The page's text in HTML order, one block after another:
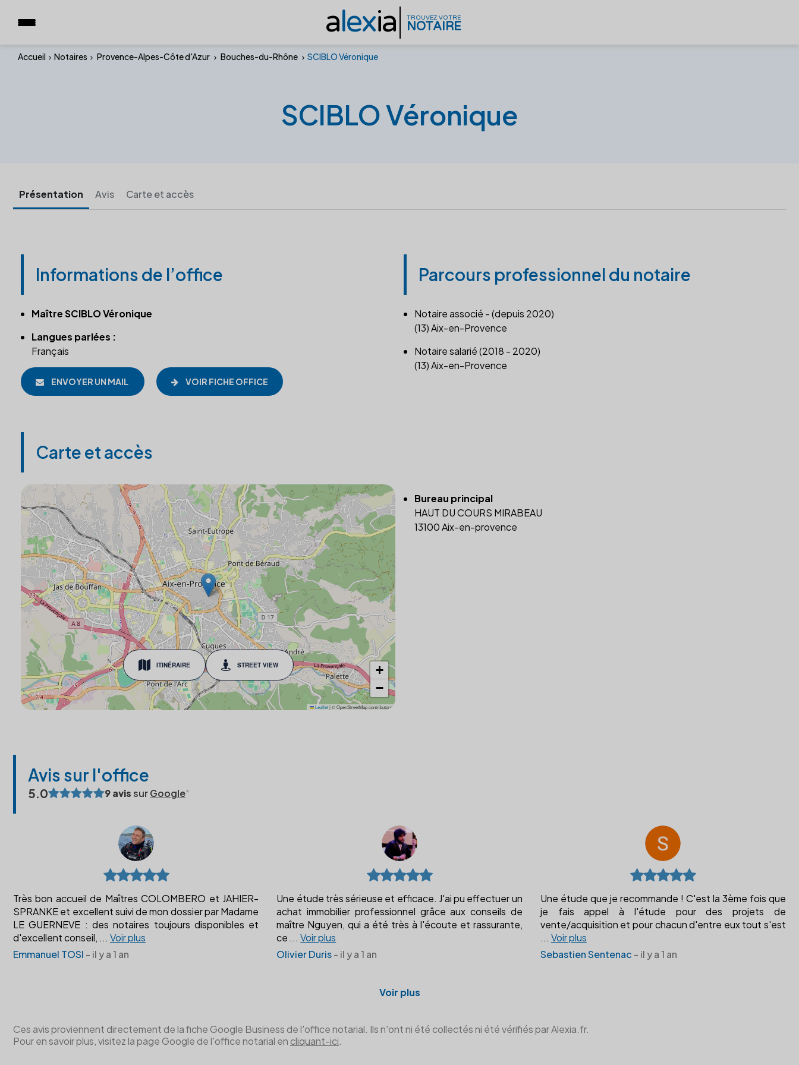
alexia TROUVEZ VOTRE
NOTAIRE
Accueil Notaires Provence-Alpes-Côte d'Azur Bouches-du-Rhône SCIBLO Véronique
SCIBLO Véronique
Présentation Avis Carte et accès
Informations de l’office
Maître SCIBLO Véronique
Langues parlées :
Français
ENVOYER UN MAIL VOIR FICHE OFFICE
Parcours professionnel du notaire
Notaire associé - (depuis 2020)
(13) Aix-en-Provence
Notaire salarié (2018 - 2020)
(13) Aix-en-Provence
Carte et accès
ITINÉRAIRE STREET VIEW
+
−
Leaflet |© OpenStreetMap contributors
Bureau principal
HAUT DU COURS MIRABEAU
13100 Aix-en-provence
Avis sur l'office
5.0 9 avissurGoogle
Très bon accueil de Maîtres COLOMBERO et JAHIER-
SPRANKE et excellent suivi de mon dossier par Madame
LE GUERNEVE : des notaires toujours disponibles et
d'excellent conseil, ... Voir plus
Emmanuel TOSI - il y a 1 an
Une étude très sérieuse et efficace. J'ai pu effectuer un
achat immobilier professionnel grâce aux conseils de
maître Nguyen, qui a été très à l'écoute et rassurante,
ce ...Voir plus
Olivier Duris- il y a 1 an
Une étude que je recommande ! C'est la 3ème fois que
je fais appel à l'étude pour des projets de
vente/acquisition et pour chacun d'entre eux tout s'est
... Voir plus
Sebastien Sentenac - il y a 1 an
Voir plus
Ces avis proviennent directement de la fiche Google Business de l'office notarial. Ils n'ont ni été collectés ni été vérifiés par Alexia.fr.
Pour en savoir plus, visitez la page Google de l'office notarial en cliquant-ici.